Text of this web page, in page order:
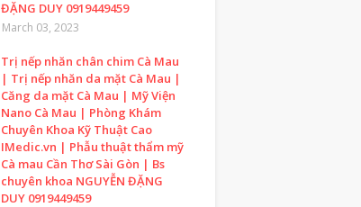
ĐẶNG DUY 0919449459
March 03, 2023
Trị nếp nhăn chân chim Cà Mau
| Trị nếp nhăn da mặt Cà Mau |
Căng da mặt Cà Mau | Mỹ Viện
Nano Cà Mau | Phòng Khám
Chuyên Khoa Kỹ Thuật Cao
IMedic.vn | Phẫu thuật thẩm mỹ
Cà mau Cần Thơ Sài Gòn | Bs
chuyên khoa NGUYỄN ĐẶNG
DUY 0919449459